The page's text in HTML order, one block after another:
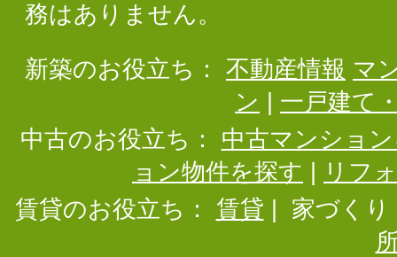
務はありません。
新築のお役立ち： 不動産情報 マ
ン
一戸建て
中古のお役立ち：
中古マンショ
ョン物件を探す
リフ
賃貸のお役立ち：
賃貸
家づくり